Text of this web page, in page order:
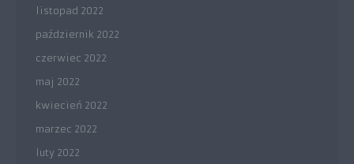
listopad 2022
październik 2022
czerwiec 2022
maj 2022
kwiecień 2022
marzec 2022
luty 2022